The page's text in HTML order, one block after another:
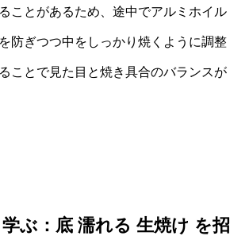
ことがあるため、途中でアルミホイル
防ぎつつ中をしっかり焼くように調整
ことで見た目と焼き具合のバランスが
ぶ：底 濡れる 生焼け を招